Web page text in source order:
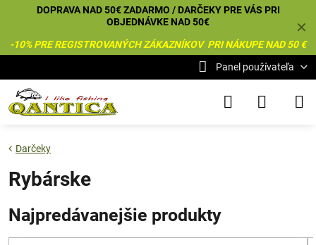
✕
DOPRAVA NAD 50€ ZADARMO / DARČEKY PRE VÁS PRI
OBJEDNÁVKE NAD 50€
-10% PRE REGISTROVANÝCH ZÁKAZNÍKOV PRI NÁKUPE NAD 50 €
Panel používateľa
Darčeky
Rybárske
Najpredávanejšie produkty